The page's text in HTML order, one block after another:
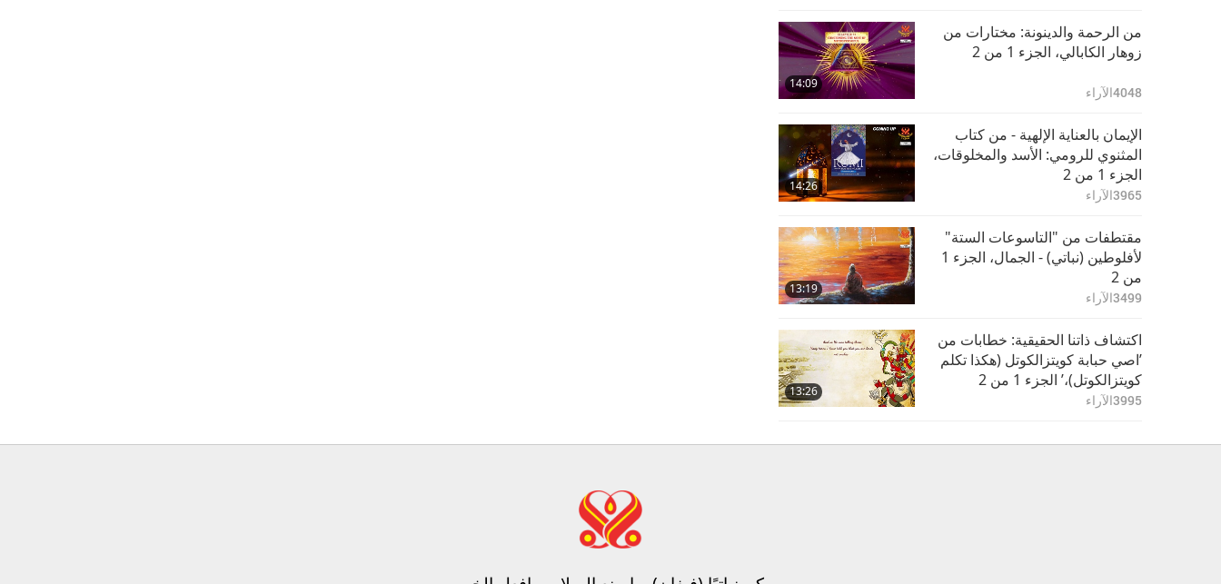
14:09
من الرحمة والدينونة: مختارات من
زوهار الكابالي، الجزء 1 من 2
4048الآراء
14:26
الإيمان بالعناية الإلهية - من كتاب
المثنوي للرومي: الأسد والمخلوقات،
الجزء 1 من 2
3965الآراء
13:19
مقتطفات من "التاسوعات الستة"
لأفلوطين (نباتي) - الجمال، الجزء 1
من 2
3499الآراء
13:26
اكتشاف ذاتنا الحقيقية: خطابات من
’اصي حبابة كويتزالكوتل (هكذا تكلم
كويتزالكوتل)،’ الجزء 1 من 2
3995الآراء